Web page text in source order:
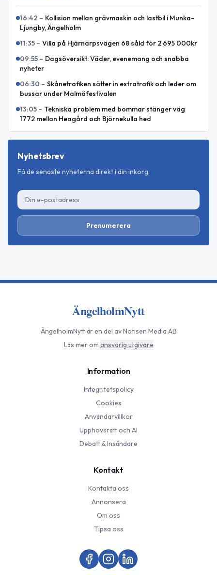
16:42 – Kollision mellan grävmaskin och lastbil i Munka-
Ljungby, Ängelholm
11:35 – Villa på Hjärnarpsvägen 68 såld för 2 695 000kr
09:55 – Dagsöversikt: Väder, evenemang och snabba
nyheter
06:30 – Skånetrafiken sätter in extratrafik och leder om
bussar under Malmöfestivalen
13:05 – Tekniska problem med bommar stänger väg
1772 mellan Heagård och Björnekulla hed
Nyhetsbrev
Få de senaste nyheterna direkt i din inkorg.
Prenumerera
ÄngelholmNytt
ÄngelholmNyttär en del av Notisen Media AB
Läs mer om ansvarig utgivare
Information
Integritetspolicy
Cookies
Användarvillkor
Upphovsrätt och AI
Debatt & Insändare
Kontakt
Kontakta oss
Annonsera
Om oss
Tipsa oss